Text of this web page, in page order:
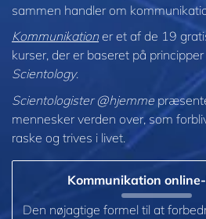
sammen handler om
Kommunikationer et af de 19
kurser, der er baseret på
Scientology.
Scientologister @hjemme
mennesker verden over, som
raske og trives i livet.
Kommunikation
Den nøjagtige formel til at